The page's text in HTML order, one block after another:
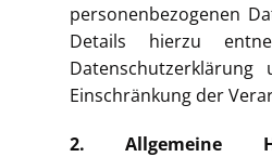
personenbezogenen
Details hierzu
Einschränkung der
2. Allgemeine